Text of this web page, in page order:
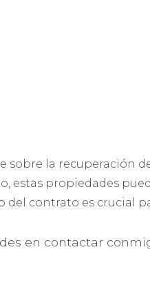
sobre la recuperación
estas propiedades
contrato es crucial
en contactar